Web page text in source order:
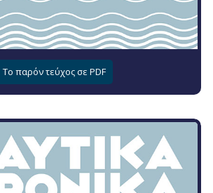
Το παρόν τεύχος σε PDF